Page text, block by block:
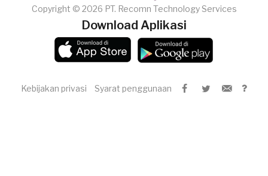
Copyright © 2026 PT. Recomn Technology Services
Download Aplikasi
Kebijakan privasi Syarat penggunaan